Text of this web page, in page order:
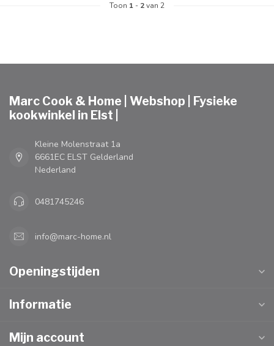
Toon 1 - 2van 2
Marc Cook & Home | Webshop | Fysieke
kookwinkel in Elst |
Kleine Molenstraat 1a
6661EC ELST Gelderland
Nederland
0481745246
info@marc-home.nl
Openingstijden
Informatie
Mijn account